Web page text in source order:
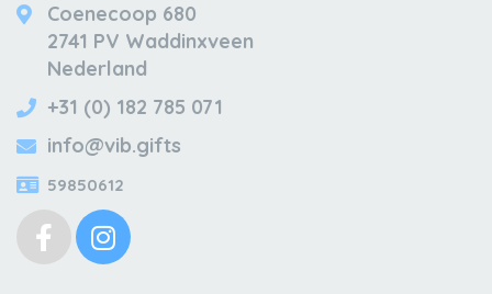
Coenecoop 680
2741 PV Waddinxveen
Nederland
+31 (0) 182 785 071
info@vib.gifts
59850612